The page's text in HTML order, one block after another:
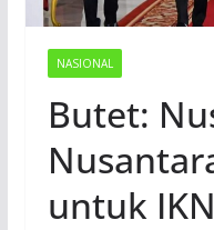
NASIONAL
Butet:
untuk IKN